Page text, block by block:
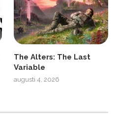
The Alters: The Last
Variable
augusti 4, 2026